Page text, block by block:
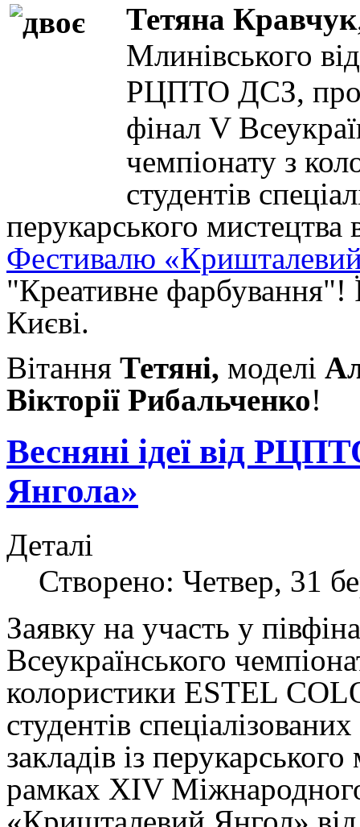
Тетяна Кравчук
Млинівського
РЦПТО ДСЗ,
фінал V
чемпіонату з
студентів
перукарського
Фестивалю
"Креативне фарбування"!
Києві.
Вітання Тетяні, моделі
Вікторії Рибальченко!
Весняні ідеї від
Янгола»
Деталі
Створено: Четвер, 31
Заявку на участь у
Всеукраїнського
колористики ESTEL
студентів
закладів із
рамках ХIV